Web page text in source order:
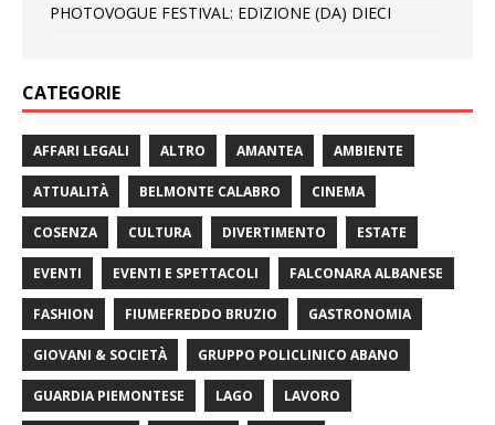
PHOTOVOGUE FESTIVAL: EDIZIONE (DA) DIECI
CATEGORIE
AFFARI LEGALI ALTRO AMANTEA AMBIENTE
ATTUALITÀ BELMONTE CALABRO CINEMA
COSENZA CULTURA DIVERTIMENTO ESTATE
EVENTI EVENTI E SPETTACOLI FALCONARA ALBANESE
FASHION FIUMEFREDDO BRUZIO GASTRONOMIA
GIOVANI & SOCIETÀ GRUPPO POLICLINICO ABANO
GUARDIA PIEMONTESE LAGO LAVORO